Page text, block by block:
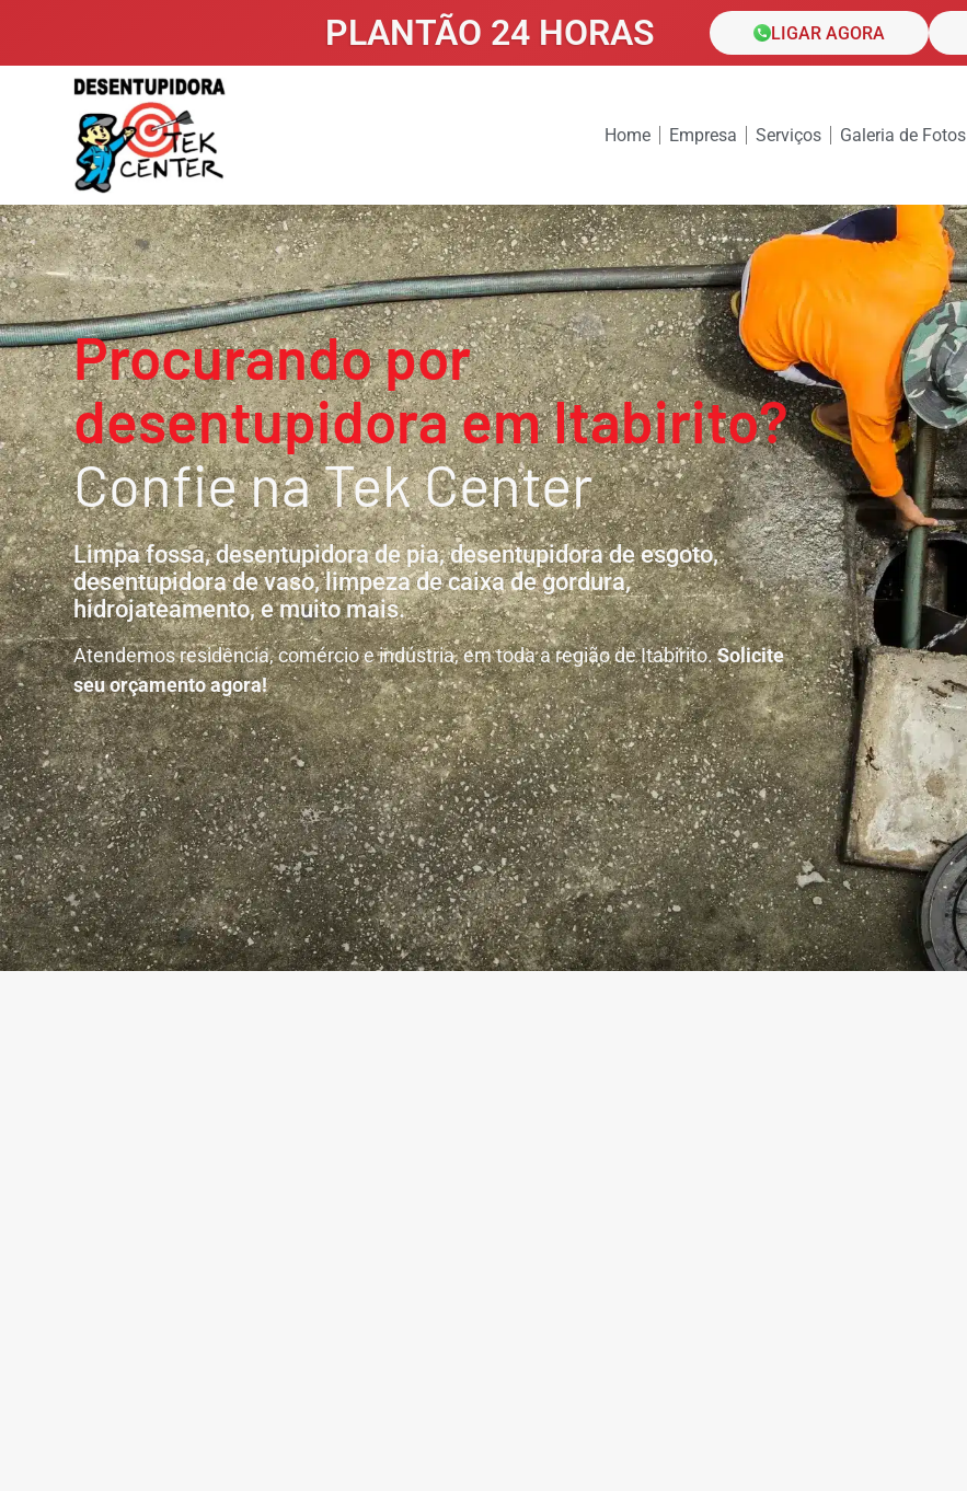
PLANTÃO 24 HORAS LIGAR AGORA
Home Empresa Serviços Galeria de Fotos
Procurando por
desentupidora em Itabirito?
Confie na Tek Center
Limpa fossa, desentupidora de pia, desentupidora de esgoto,
desentupidora de vaso, limpeza de caixa de gordura,
hidrojateamento, e muito mais.
Atendemos residência, comércio e indústria, em toda a região de Itabirito.Solicite
seu orçamento agora!